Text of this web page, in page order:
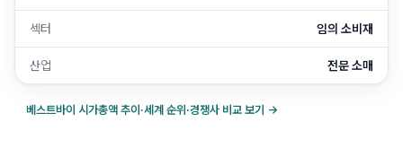
섹터 임의 소비재
산업 전문 소매
베스트바이 시가총액 추이·세계 순위·경쟁사 비교 보기 →